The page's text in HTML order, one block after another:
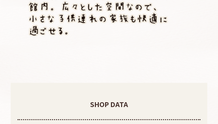
SHOP DATA